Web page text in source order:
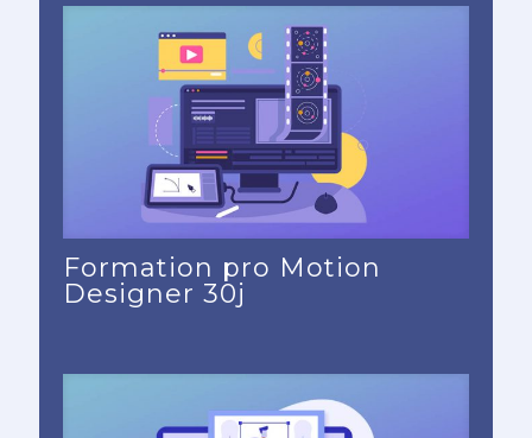
Formation pro Motion
Designer 30j